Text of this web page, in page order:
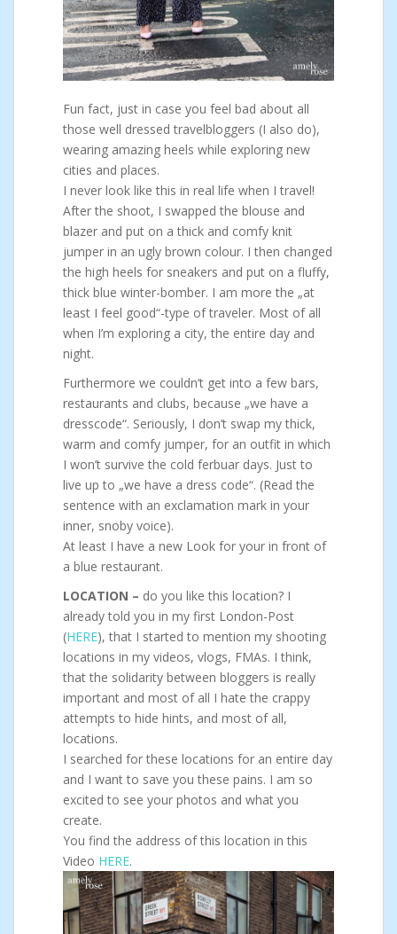
Fun fact, just in case you feel bad about all
those well dressed travelbloggers (I also do),
wearing amazing heels while exploring new
cities and places.
I never look like this in real life when I travel!
After the shoot, I swapped the blouse and
blazer and put on a thick and comfy knit
jumper in an ugly brown colour. I then changed
the high heels for sneakers and put on a fluffy,
thick blue winter-bomber. I am more the „at
least I feel good“-type of traveler. Most of all
when I’m exploring a city, the entire day and
night.
Furthermore we couldn’t get into a few bars,
restaurants and clubs, because „we have a
dresscode“. Seriously, I don’t swap my thick,
warm and comfy jumper, for an outfit in which
I won’t survive the cold ferbuar days. Just to
live up to „we have a dress code“. (Read the
sentence with an exclamation mark in your
inner, snoby voice).
At least I have a new Look for your in front of
a blue restaurant.
LOCATION – do you like this location? I
already told you in my first London-Post
(HERE), that I started to mention my shooting
locations in my videos, vlogs, FMAs. I think,
that the solidarity between bloggers is really
important and most of all I hate the crappy
attempts to hide hints, and most of all,
locations.
I searched for these locations for an entire day
and I want to save you these pains. I am so
excited to see your photos and what you
create.
You find the address of this location in this
Video HERE.